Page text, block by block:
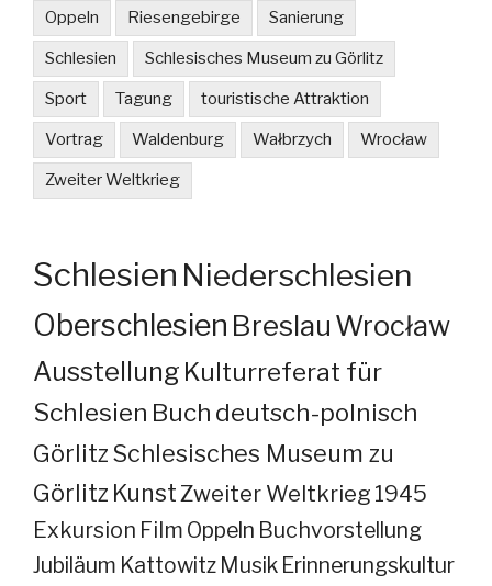
Oppeln Riesengebirge Sanierung
Schlesien Schlesisches Museum zu Görlitz
Sport Tagung touristische Attraktion
Vortrag Waldenburg Wałbrzych Wrocław
Zweiter Weltkrieg
Schlesien Niederschlesien
Oberschlesien Breslau Wrocław
Ausstellung Kulturreferat für
Schlesien Buch deutsch-polnisch
GörlitzSchlesisches Museum zu
Görlitz KunstZweiter Weltkrieg 1945
Exkursion Film Oppeln Buchvorstellung
Jubiläum Kattowitz Musik Erinnerungskultur